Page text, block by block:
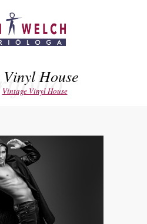
House
Vintage Vinyl House